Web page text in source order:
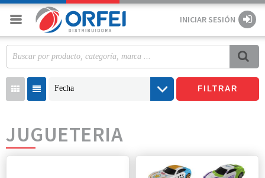
INICIAR SESIÓN
Fecha FILTRAR
JUGUETERIA